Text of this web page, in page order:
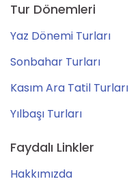
Tur Dönemleri
Yaz Dönemi Turları
Sonbahar Turları
Kasım Ara Tatil Turları
Yılbaşı Turları
Faydalı Linkler
Hakkımızda